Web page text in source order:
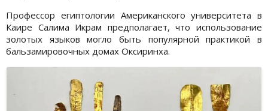
Профессор египтологии Американского университета в
Каире Салима Икрам предполагает, что использование
золотых языков могло быть популярной практикой в
бальзамировочных домах Оксиринха.